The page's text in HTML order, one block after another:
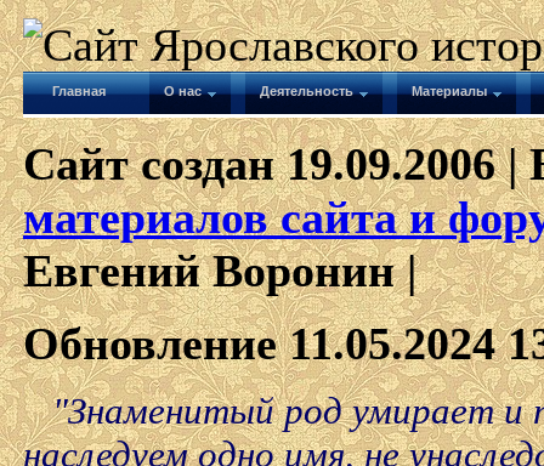
Главная О нас Деятельность Материалы
Сайт создан 19.09.2006
материалов сайта и
Евгений Воронин |
Обновление 11.05.2024
"Знаменитый род умирает и
наследуем одно имя, не